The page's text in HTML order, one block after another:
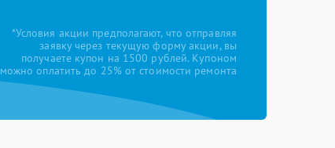
*Условия акции предполагают, что отправляя
заявку через текущую форму акции, вы
получаете купон на 1500 рублей. Купоном
можно оплатить до 25% от стоимости ремонта